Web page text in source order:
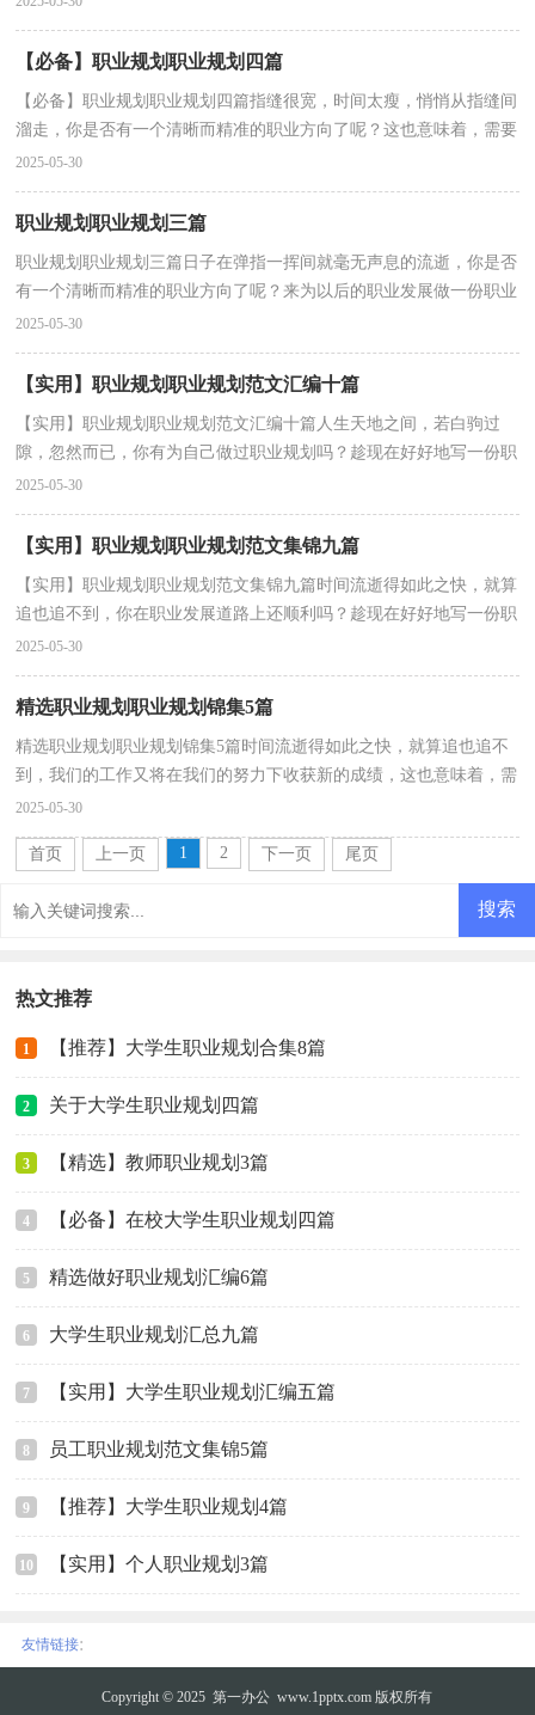
【必备】职业规划职业规划四篇
【必备】职业规划职业规划四篇指缝很宽，时间太瘦，悄悄从指缝间
溜走，你是否有一个清晰而精准的职业方向了呢？这也意味着，需要
开始写职业规划了。职业规划的开头要怎么写？想必这让大...
2025-05-30
职业规划职业规划三篇
职业规划职业规划三篇日子在弹指一挥间就毫无声息的流逝，你是否
有一个清晰而精准的职业方向了呢？来为以后的职业发展做一份职业
规划吧。那么你知道职业规划是用什么方法吗？以下...
2025-05-30
【实用】职业规划职业规划范文汇编十篇
【实用】职业规划职业规划范文汇编十篇人生天地之间，若白驹过
隙，忽然而已，你有为自己做过职业规划吗？趁现在好好地写一份职
业规划吧。为了让您不再为做职业规划头疼，以下是小编整...
2025-05-30
【实用】职业规划职业规划范文集锦九篇
【实用】职业规划职业规划范文集锦九篇时间流逝得如此之快，就算
追也追不到，你在职业发展道路上还顺利吗？趁现在好好地写一份职
业规划吧。那么职业规划书要怎么写呢？以下是小编为...
2025-05-30
精选职业规划职业规划锦集5篇
精选职业规划职业规划锦集5篇时间流逝得如此之快，就算追也追不
到，我们的工作又将在我们的努力下收获新的成绩，这也意味着，需
要开始写职业规划了。好的职业规划是什么样的呢？以下...
2025-05-30
首页 上一页 1 2 下一页 尾页
热文推荐
1 【推荐】大学生职业规划合集8篇
2 关于大学生职业规划四篇
3 【精选】教师职业规划3篇
4 【必备】在校大学生职业规划四篇
5 精选做好职业规划汇编6篇
6 大学生职业规划汇总九篇
7 【实用】大学生职业规划汇编五篇
8 员工职业规划范文集锦5篇
9 【推荐】大学生职业规划4篇
10 【实用】个人职业规划3篇
友情链接:
Copyright © 2025 第一办公 www.1pptx.com 版权所有